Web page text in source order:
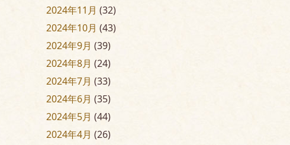
2024年11月 (32)
2024年10月 (43)
2024年9月 (39)
2024年8月 (24)
2024年7月 (33)
2024年6月 (35)
2024年5月 (44)
2024年4月 (26)